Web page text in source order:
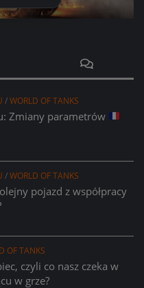
/WORLD OF TANKS
Zmiany parametrów
/WORLD OF TANKS
pojazd z współpracy
OF TANKS
czyli co nasz czeka w
w grze?